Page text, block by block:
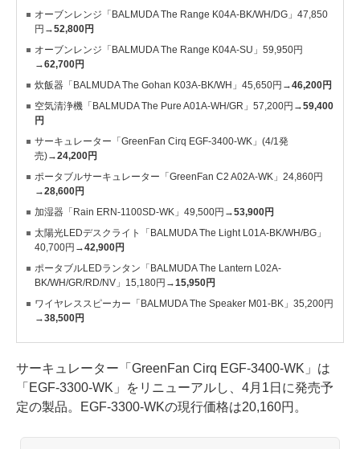
オーブンレンジ「BALMUDA The Range K04A-BK/WH/DG」47,850
円→52,800円
オーブンレンジ「BALMUDA The Range K04A-SU」59,950円
→62,700円
炊飯器「BALMUDA The Gohan K03A-BK/WH」45,650円→46,200円
空気清浄機「BALMUDA The Pure A01A-WH/GR」57,200円→59,400
円
サーキュレーター「GreenFan Cirq EGF-3400-WK」(4/1発
売)→24,200円
ポータブルサーキュレーター「GreenFan C2 A02A-WK」24,860円
→28,600円
加湿器「Rain ERN-1100SD-WK」49,500円→53,900円
太陽光LEDデスクライト「BALMUDA The Light L01A-BK/WH/BG」
40,700円→42,900円
ポータブルLEDランタン「BALMUDA The Lantern L02A-
BK/WH/GR/RD/NV」15,180円→15,950円
ワイヤレススピーカー「BALMUDA The Speaker M01-BK」35,200円
→38,500円
サーキュレーター「GreenFan Cirq EGF-3400-WK」は
「EGF-3300-WK」をリニューアルし、4月1日に発売予
定の製品。EGF-3300-WKの現行価格は20,160円。